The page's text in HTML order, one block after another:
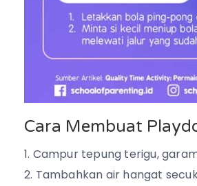
Cara Membuat
Campur tepung terigu,
Tambahkan air hangat